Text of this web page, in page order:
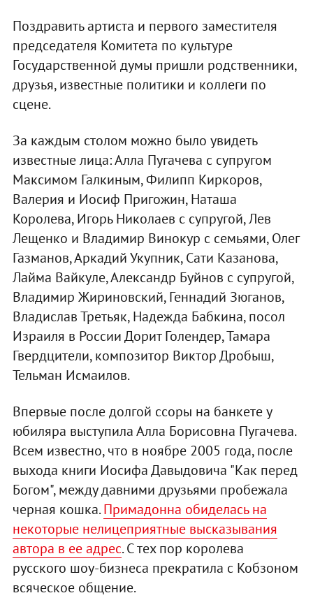
Поздравить артиста и первого заместителя
председателя Комитета по культуре
Государственной думы пришли родственники,
друзья, известные политики и коллеги по
сцене.
За каждым столом можно было увидеть
известные лица: Алла Пугачева с супругом
Максимом Галкиным, Филипп Киркоров,
Валерия и Иосиф Пригожин, Наташа
Королева, Игорь Николаев с супругой, Лев
Лещенко и Владимир Винокур с семьями, Олег
Газманов, Аркадий Укупник, Сати Казанова,
Лайма Вайкуле, Александр Буйнов с супругой,
Владимир Жириновский, Геннадий Зюганов,
Владислав Третьяк, Надежда Бабкина, посол
Израиля в России Дорит Голендер, Тамара
Гвердцители, композитор Виктор Дробыш,
Тельман Исмаилов.
Впервые после долгой ссоры на банкете у
юбиляра выступила Алла Борисовна Пугачева.
Всем известно, что в ноябре 2005 года, после
выхода книги Иосифа Давыдовича "Как перед
Богом", между давними друзьями пробежала
черная кошка.Примадонна обиделась на
некоторые нелицеприятные высказывания
автора в ее адрес. С тех пор королева
русского шоу-бизнеса прекратила с Кобзоном
всяческое общение.